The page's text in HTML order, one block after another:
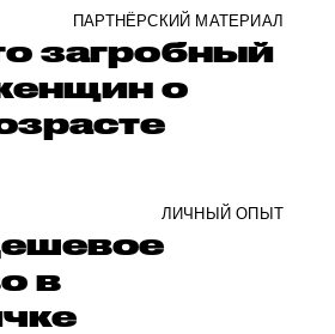
ПАРТНЁРСКИЙ МАТЕРИАЛ
загробный
о
ЛИЧНЫЙ ОПЫТ
в